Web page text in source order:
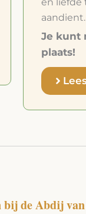
Je kunt
plaats!
de Abdij